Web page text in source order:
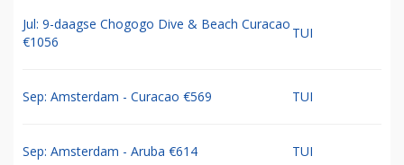
Jul: 9-daagse Chogogo Dive & Beach Curacao
€1056
TUI
Sep: Amsterdam - Curacao €569 TUI
Sep: Amsterdam - Aruba €614 TUI